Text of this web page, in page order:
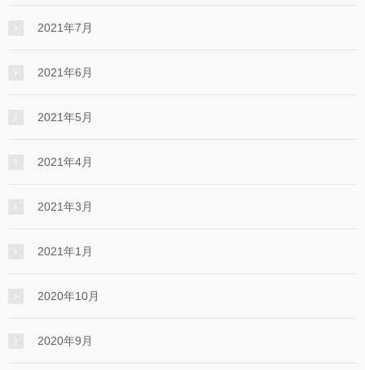
2021年7月
2021年6月
2021年5月
2021年4月
2021年3月
2021年1月
2020年10月
2020年9月